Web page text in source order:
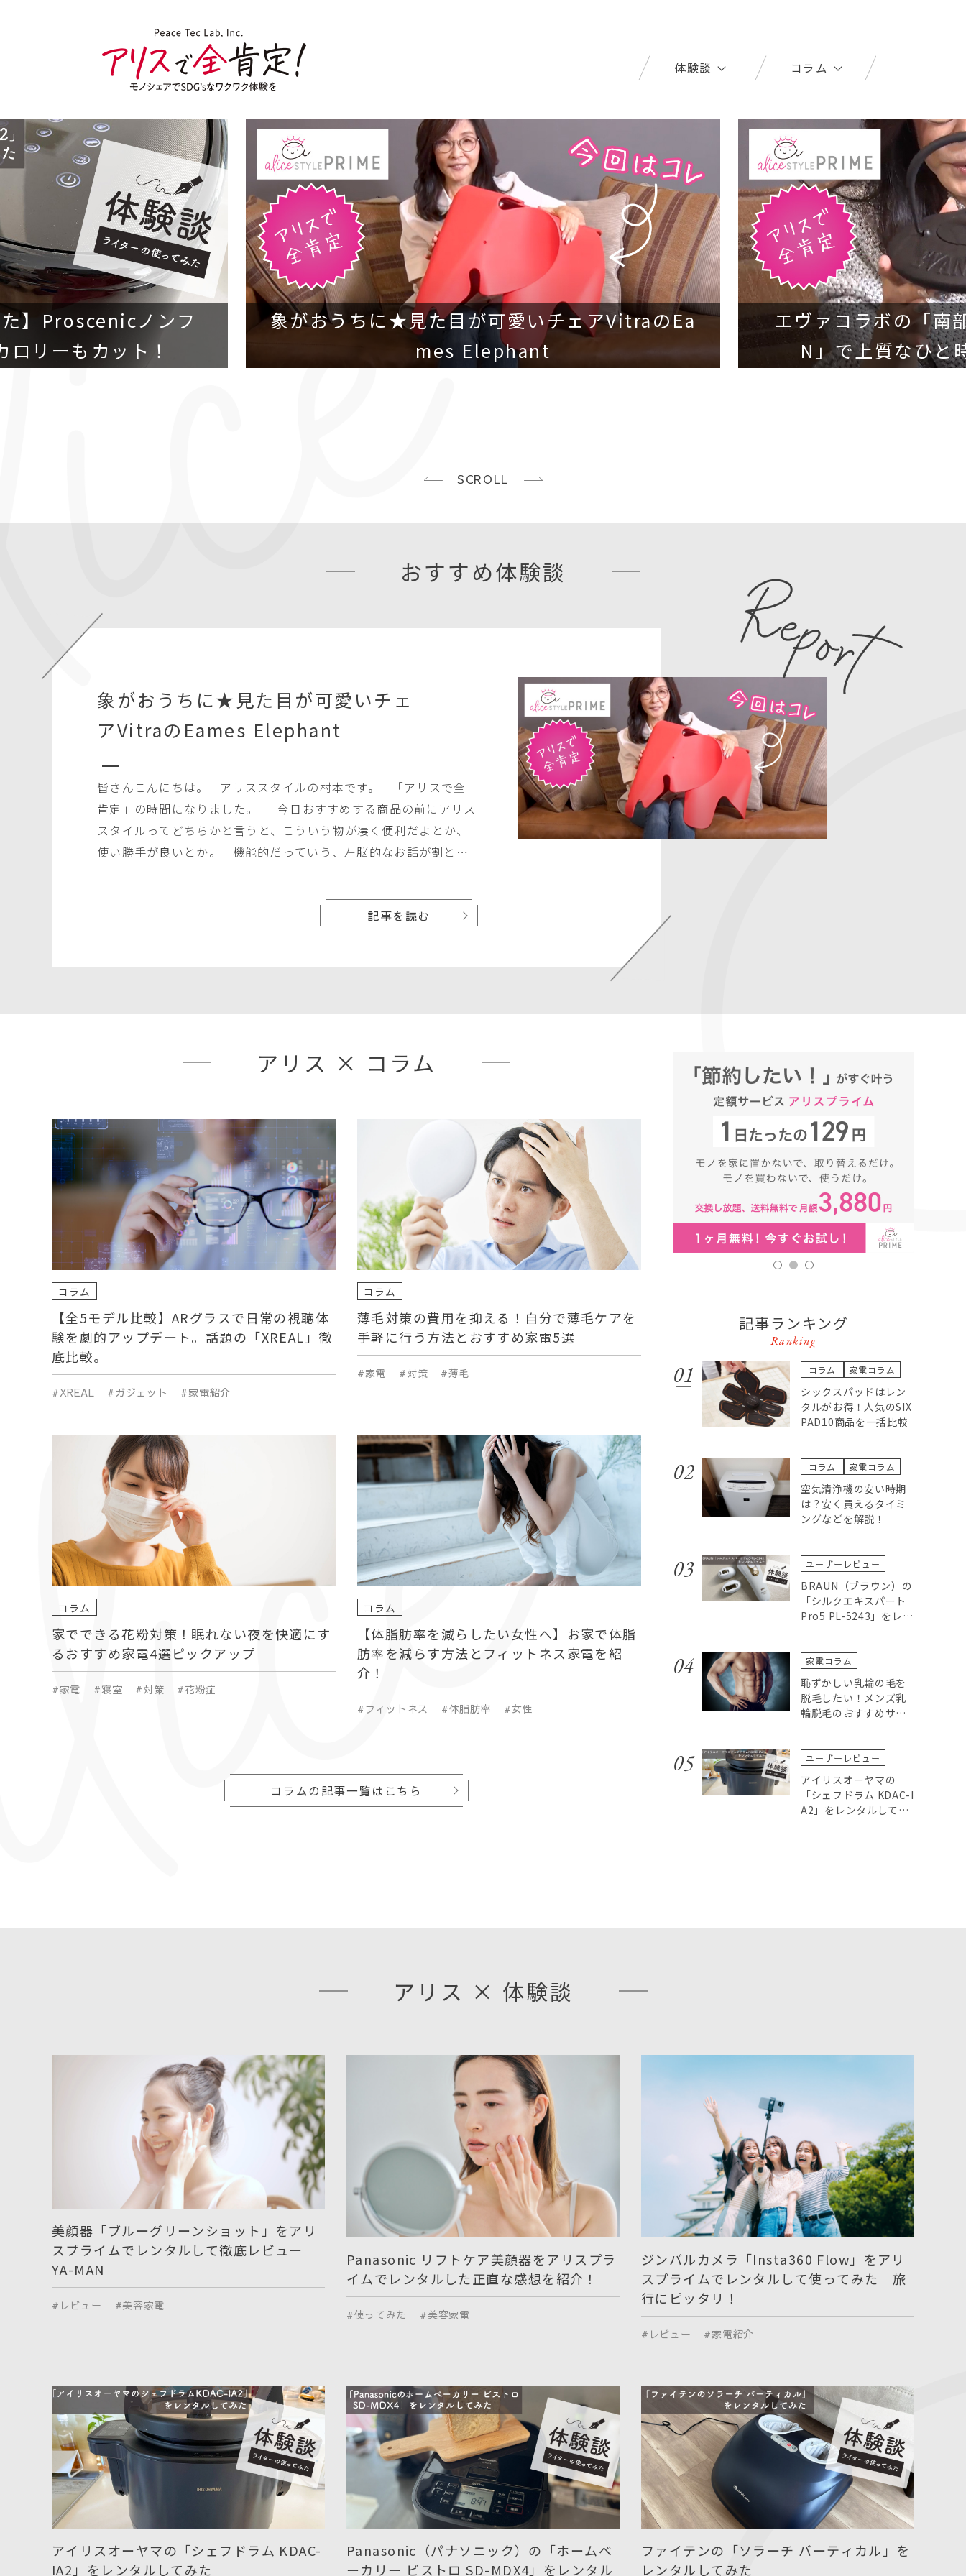
体験談
商品紹介動画
コラム
家電コラム
】Proscenicノンフ
リーもカット！
象がおうちに★見た目が可愛いチェアVitraのEa
mes Elephant
エヴァコラボの「南
N」で上質なひと
おすすめ体験談
象がおうちに★見た目が可愛いチェ
アVitraのEames Elephant
皆さんこんにちは。 アリススタイルの村本です。 「アリスで全
肯定」の時間になりました。 今日おすすめする商品の前にアリス
スタイルってどちらかと言うと、こういう物が凄く便利だよとか、
使い勝手が良いとか。 機能的だっていう、左脳的なお話が割と多
今日は思いっきり右脳に振ります、という前振りだけさせてくださ
ら、これは絶対に良いという100％おすすめ出来る商品をご紹介す
れでミニ豚ってあるじゃないですか、豚を飼いたいけど普通の豚を
ど。 昔から私の夢はですね、ミニゾウが欲しい。 もうこうワン
ちゃんと同じようにお家の中にゾウさんがいて、ペットとして私と
仲良くなるっていうのが夢なんですが、60年以上生きてきて、まだ
この夢は叶わず、ゾウさんは大きいままなんですね。 歴史的背景の
ある商品 このイームズエレファントというのは、1940年代のアメ
リカでイームズというご夫妻がこのような木を色々まとめて形を作
るということを始めたんですね。 お子さんのためにこれの試作品
を作った、これが1940年代で実はMOMAにもこの試作品置いてある
んですよ。 という非常に歴史のある作品なんですけれども、2000
年代に入ってから様々な物を丸くするという技術が出来てきて初め
て、量産化出来たのです。 可愛いですよね。 使い方いろいろ そ
してこの子は椅子にもなります。だからお子さんが可愛いゾウさん
と言って遊ぶことも出来るし、お部屋のインテリアとしても使うこ
い可愛い。 ちょっと正面からも見て見ましょう。とても可愛いです
よね。 耳とか「いい子いい子」としたくなります。さらに、お尻
の尻尾の造形もまた可愛いです。 アリスプライムでは、このエレ
ファントまだ借りることが出来ます。 アリスプライムでVitra Eam
es Elephantを見てみる 借りたいと思う方は是非是非、アリスプ
ライムにご登録ください。 面白いと思ってくださった方は是非この
チャンネルにコメントをください。 またこんな面白いものがある
よっと、他にも知っている方は私に教えてください。 色々取り上
げたり、またプライムでもご用意したいと思います。 気になる方
は動画内のQRコードにアクセスするか、「アリスプライム」で検索
してください。 よろしくお願いいたします。 アリスプライムな
ら月額3,880円で交換し放題 月額3,880円で1日129円！ 初回1ヶ月
無料！気に入ったら購入も可能！ 新定額サービス「アリスプライ
記事を読む
アリス × コラム
コラム
【全5モデル比較】ARグラスで日常の視聴体
験を劇的アップデート。話題の「XREAL」徹
底比較。
#XREAL #ガジェット #家電紹介
コラム
薄毛対策の費用を抑える！自分で薄毛ケアを
手軽に行う方法とおすすめ家電5選
#家電 #対策 #薄毛
コラム
家でできる花粉対策！眠れない夜を快適にす
るおすすめ家電4選ピックアップ
#家電 #寝室 #対策 #花粉症
コラム
【体脂肪率を減らしたい女性へ】お家で体脂
肪率を減らす方法とフィットネス家電を紹
介！
#フィットネス #体脂肪率 #女性
コラムの記事一覧はこちら
1 2 3
記事ランキング
Ranking
コラム 家電コラム
シックスパッドはレン
タルがお得！人気のSIX
PAD10商品を一括比較
コラム 家電コラム
空気清浄機の安い時期
は？安く買えるタイミ
ングなどを解説！
ユーザーレビュー
BRAUN（ブラウン）の
「シルクエキスパート
Pro5 PL-5243」をレン
家電コラム
恥ずかしい乳輪の毛を
脱毛したい！メンズ乳
輪脱毛のおすすめサロ
ユーザーレビュー
アイリスオーヤマの
「シェフドラム KDAC-I
A2」をレンタルしてみ
アリス × 体験談
美顔器「ブルーグリーンショット」をアリ
スプライムでレンタルして徹底レビュー｜
YA-MAN
#レビュー #美容家電
Panasonic リフトケア美顔器をアリスプラ
イムでレンタルした正直な感想を紹介！
#使ってみた #美容家電
ジンバルカメラ「Insta360 Flow」をアリ
スプライムでレンタルして使ってみた｜旅
行にピッタリ！
#レビュー #家電紹介
アイリスオーヤマの「シェフドラム KDAC-
IA2」をレンタルしてみた
Panasonic（パナソニック）の「ホームベ
ーカリー ビストロ SD-MDX4」をレンタル
ファイテンの「ソラーチ バーティカル」を
レンタルしてみた